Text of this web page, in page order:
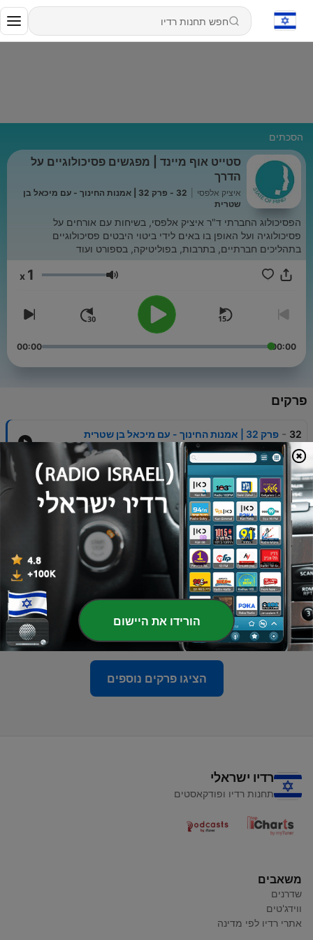
הסכתים
סטייט אוף מיינד | מפגשים פסיכולוגיים על
הדרך
איציק אלפסי
32 - פרק 32 | אמנות החינוך - עם מיכאל בן
שטרית
הפסיכולוג החברתי ד"ר איציק אלפסי, בשיחות עם אורחים על
פסיכולוגיה ועל האופן בו באים לידי ביטוי היבטים פסיכולוגיים
בתהליכים חברתיים, בתרבות, בפוליטיקה, בספורט ועוד
עוצמת שמע 1
00:00
00:00
פרקים
32
- פרק 32 | אמנות החינוך - עם מיכאל בן שטרית
22 יולי 2024
31 פרק 31 | אמונה בקונספירציות - עם ד"ר אדם קלין אורון
28 מרץ 2024
30 פרק 30 | פסיכולוגיה של הרוע - עם ד"ר עמית ורשיצקי
30 נוב' 2023
29 פרק 29 | חוסן נפשי אישי ולאומי - עם ד"ר אמיר מנדל
18 אוק' 2023
28 פרק 28 | פסיכולוגיה פוליטית - עם ד"ר ברוך כהנא
12 ספט' 2023
הציגו פרקים נוספים
רדיו ישראלי
תחנות רדיו ופודקאסטים
משאבים
שדרנים
ווידג'טים
אתרי רדיו לפי מדינה
הורידו את היישום